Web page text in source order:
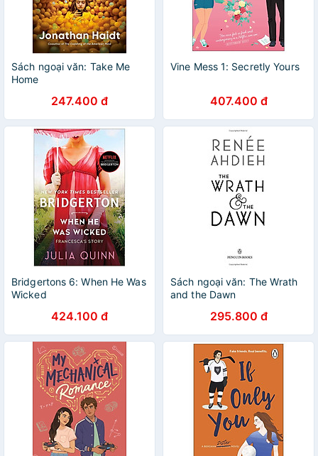
Sách ngoại văn: Take Me
Home
247.400 đ
Vine Mess 1: Secretly Yours
407.400 đ
Bridgertons 6: When He Was
Wicked
424.100 đ
Sách ngoại văn: The Wrath
and the Dawn
295.800 đ